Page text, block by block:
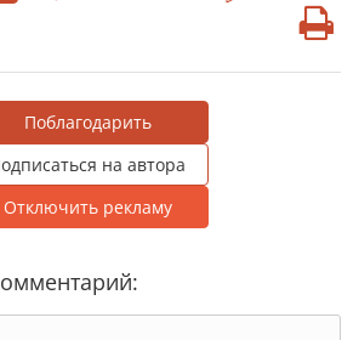
Поблагодарить
на автора
Отключить рекламу